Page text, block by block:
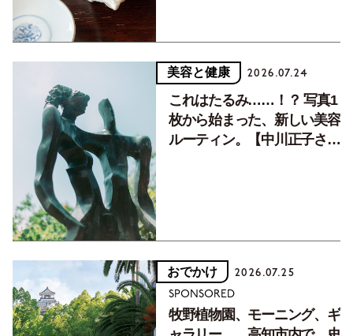
美容と健康 2026.07.24
これはたるみ……！？ 写真1
枚から始まった、新しい美容
ルーティン。【中川正子さん
おでかけ 2026.07.25
SPONSORED
牧野植物園、モーニング、ギ